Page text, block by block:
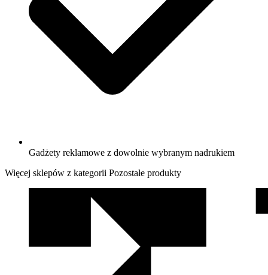
Gadżety reklamowe z dowolnie wybranym nadrukiem
Więcej sklepów z kategorii Pozostałe produkty